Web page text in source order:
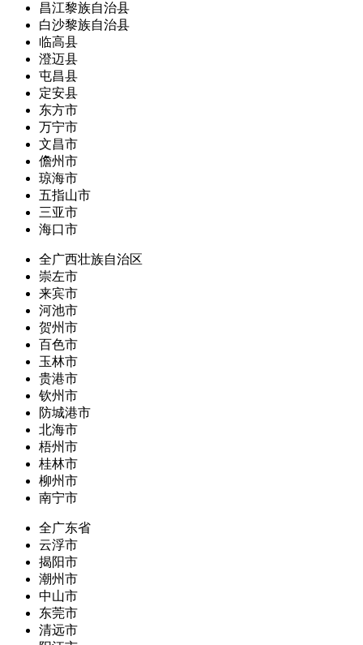
昌江黎族自治县
白沙黎族自治县
临高县
澄迈县
屯昌县
定安县
东方市
万宁市
文昌市
儋州市
琼海市
五指山市
三亚市
海口市
全广西壮族自治区
崇左市
来宾市
河池市
贺州市
百色市
玉林市
贵港市
钦州市
防城港市
北海市
梧州市
桂林市
柳州市
南宁市
全广东省
云浮市
揭阳市
潮州市
中山市
东莞市
清远市